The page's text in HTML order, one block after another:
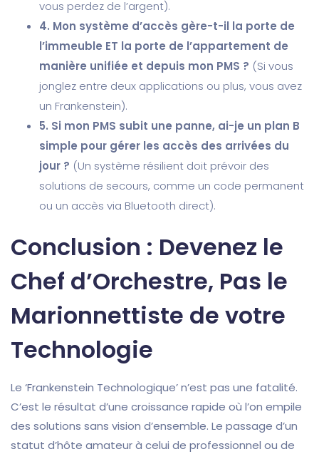
vous perdez de l’argent).
4. Mon système d’accès gère-t-il la porte de
l’immeuble ET la porte de l’appartement de
manière unifiée et depuis mon PMS ? (Si vous
jonglez entre deux applications ou plus, vous avez
un Frankenstein).
5. Si mon PMS subit une panne, ai-je un plan B
simple pour gérer les accès des arrivées du
jour ? (Un système résilient doit prévoir des
solutions de secours, comme un code permanent
ou un accès via Bluetooth direct).
Conclusion : Devenez le
Chef d’Orchestre, Pas le
Marionnettiste de votre
Technologie
Le ‘Frankenstein Technologique’ n’est pas une fatalité.
C’est le résultat d’une croissance rapide où l’on empile
des solutions sans vision d’ensemble. Le passage d’un
statut d’hôte amateur à celui de professionnel ou de